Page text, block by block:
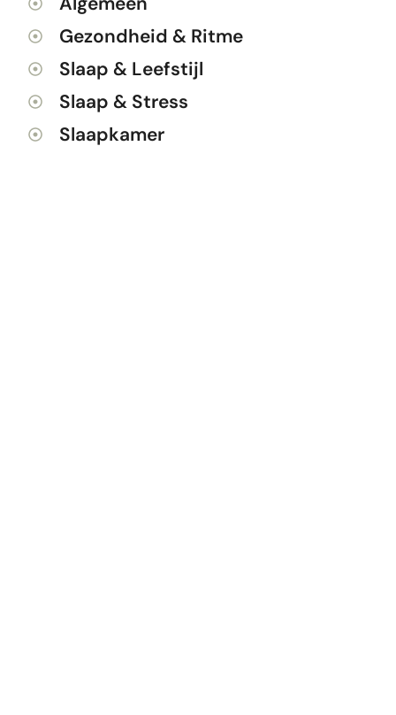
Gezondheid & Ritme
Slaap & Leefstijl
Slaap & Stress
Slaapkamer